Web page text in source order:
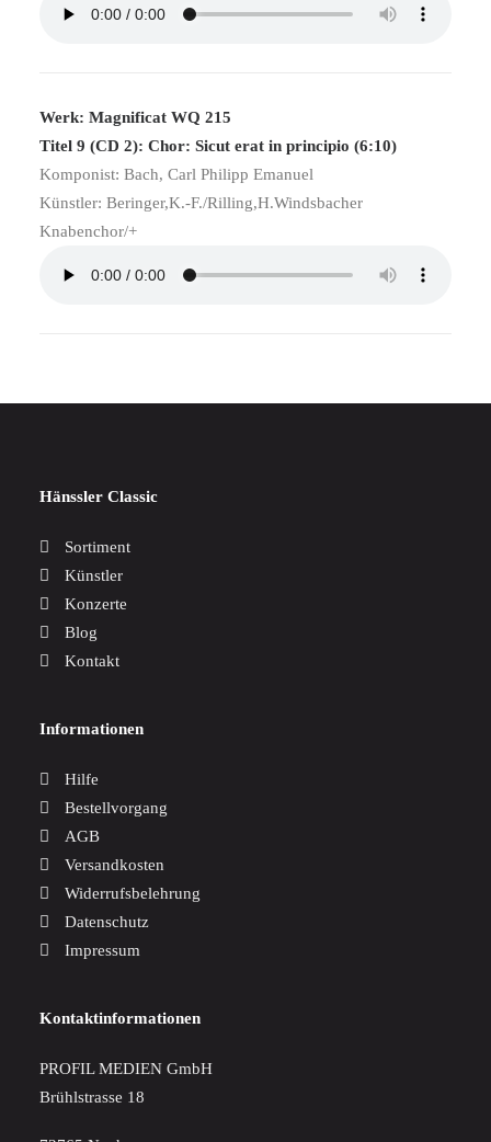
Werk: Magnificat WQ 215
Titel 9 (CD 2): Chor: Sicut erat in principio (6:10)
Komponist: Bach, Carl Philipp Emanuel
Künstler: Beringer,K.-F./Rilling,H.Windsbacher
Knabenchor/+
Hänssler Classic
Sortiment
Künstler
Konzerte
Blog
Kontakt
Informationen
Hilfe
Bestellvorgang
AGB
Versandkosten
Widerrufsbelehrung
Datenschutz
Impressum
Kontaktinformationen
PROFIL MEDIEN GmbH
Brühlstrasse 18